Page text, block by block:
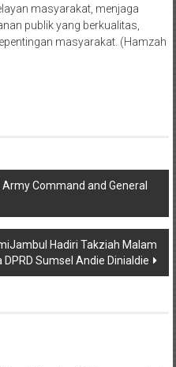
masyarakat, menjaga
publik yang berkualitas,
masyarakat. (Hamzah
Command and General
Hadiri Takziah Malam
Sumsel Andie Dinialdie